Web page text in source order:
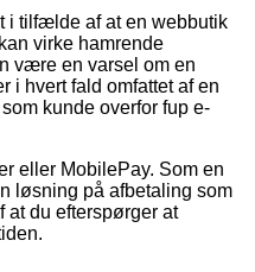
i tilfælde af at en webbutik
virke hamrende
være en varsel om en
i hvert fald omfattet af en
kunde overfor fup e-
eller MobilePay. Som en
løsning på afbetaling som
du efterspørger at